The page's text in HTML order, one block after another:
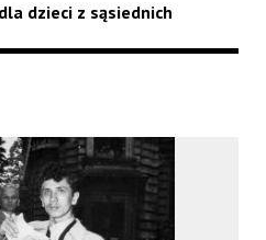
dzieci z sąsiednich